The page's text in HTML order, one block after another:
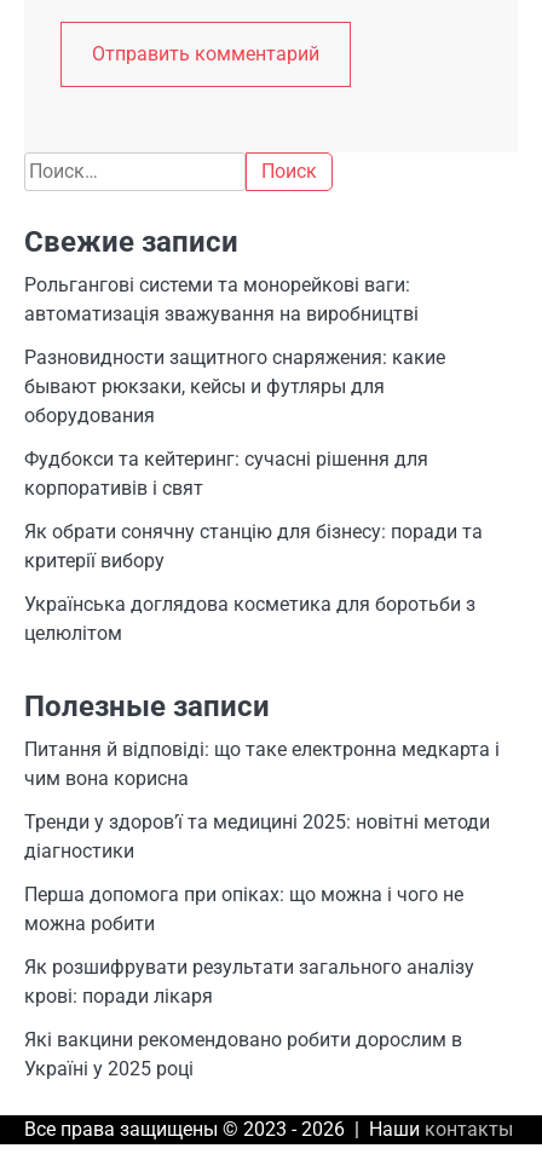
Найти:
Свежие записи
Рольгангові системи та монорейкові ваги:
автоматизація зважування на виробництві
Разновидности защитного снаряжения: какие
бывают рюкзаки, кейсы и футляры для
оборудования
Фудбокси та кейтеринг: сучасні рішення для
корпоративів і свят
Як обрати сонячну станцію для бізнесу: поради та
критерії вибору
Українська доглядова косметика для боротьби з
целюлітом
Полезные записи
Питання й відповіді: що таке електронна медкарта і
чим вона корисна
Тренди у здоров’ї та медицині 2025: новітні методи
діагностики
Перша допомога при опіках: що можна і чого не
можна робити
Як розшифрувати результати загального аналізу
крові: поради лікаря
Які вакцини рекомендовано робити дорослим в
Україні у 2025 році
Все права защищены © 2023 - 2026 | Наши контакты